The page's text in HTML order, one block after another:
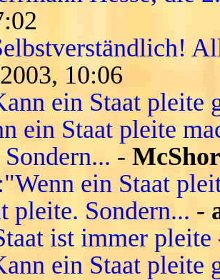
10:06
ein Staat pleite
ein Staat pleite
-
ein Staat
pleite. Sondern... -
ist immer pleite
ein Staat pleite